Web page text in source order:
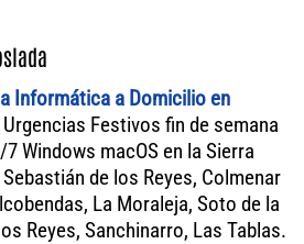
Informática a Domicilio en
Urgencias Festivos fin de semana
7 Windows macOS en la Sierra
de los Reyes, Colmenar
La Moraleja, Soto de la
Reyes, Sanchinarro, Las Tablas.